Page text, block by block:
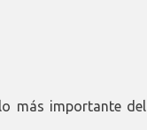
más importante del